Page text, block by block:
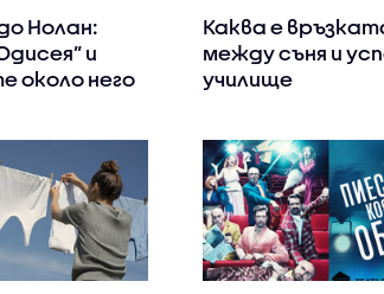
Нолан:
и
около него
Каква е
между съня и
училище